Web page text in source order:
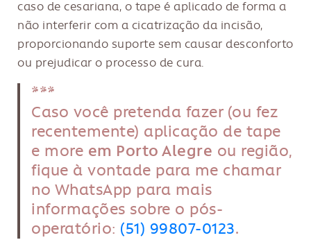
caso de cesariana, o tape é aplicado de forma a
não interferir com a cicatrização da incisão,
proporcionando suporte sem causar desconforto
ou prejudicar o processo de cura.
***
Caso você pretenda fazer (ou fez
recentemente) aplicação de tape
e more em Porto Alegre ou região,
fique à vontade para me chamar
no WhatsApp para mais
informações sobre o pós-
operatório: (51) 99807-0123.